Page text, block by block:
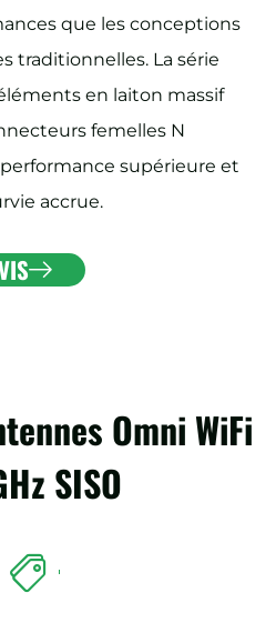
que les conceptions
traditionnelles. La série
en laiton massif
femelles N
supérieure et
accrue.
Omni WiFi
SISO